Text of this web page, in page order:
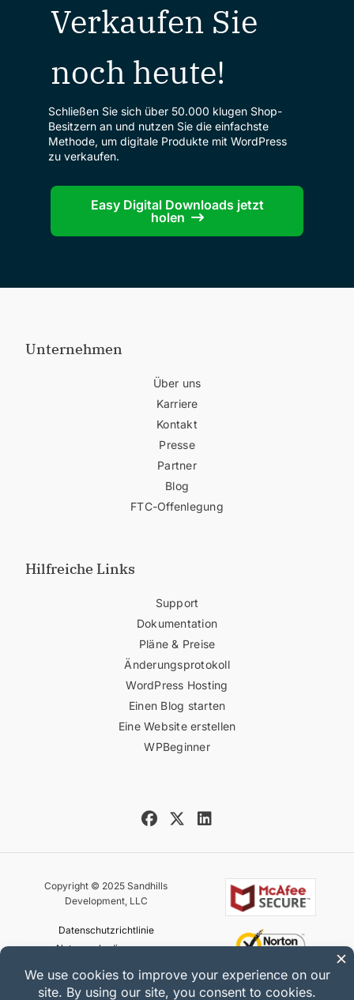
Verkaufen Sie
noch heute!
Schließen Sie sich über 50.000 klugen Shop-
Besitzern an und nutzen Sie die einfachste
Methode, um digitale Produkte mit WordPress
zu verkaufen.
Easy Digital Downloads jetzt
holen
Unternehmen
Über uns
Karriere
Kontakt
Presse
Partner
Blog
FTC-Offenlegung
Hilfreiche Links
Support
Dokumentation
Pläne & Preise
Änderungsprotokoll
WordPress Hosting
Einen Blog starten
Eine Website erstellen
WPBeginner
Copyright © 2025 Sandhills
Development, LLC
Datenschutzrichtlinie
Nutzungsbedingungen
Easy Digital Downloads Gutschein